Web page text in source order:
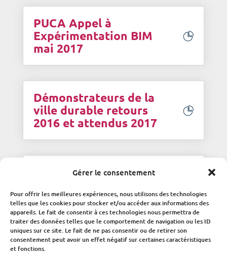
Gérer le consentement
Pour offrir les meilleures expériences, nous utilisons des technologies
telles que les cookies pour stocker et/ou accéder aux informations des
appareils. Le fait de consentir à ces technologies nous permettra de
traiter des données telles que le comportement de navigation ou les ID
uniques sur ce site. Le fait de ne pas consentir ou de retirer son
consentement peut avoir un effet négatif sur certaines caractéristiques
et fonctions.
PUCA Appel à
Expérimentation BIM
mai 2017
Démonstrateurs de la
ville durable retours
2016 et attendus 2017
Info PRO n°20 Arrêté